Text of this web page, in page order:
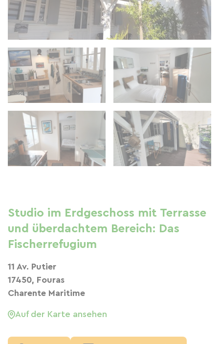
Studio im Erdgeschoss mit Terrasse
und überdachtem Bereich: Das
Fischerrefugium
11 Av. Putier
17450, Fouras
Charente Maritime
Auf der Karte ansehen